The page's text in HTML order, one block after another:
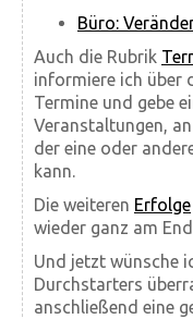
Büro:
Auch die Rubrik
informiere ich über
Termine und gebe
Veranstal­tungen,
der eine oder
kann.
Die weiteren Erfolge
wieder ganz am
Und jetzt wünsche
Durchstarters
anschließend eine